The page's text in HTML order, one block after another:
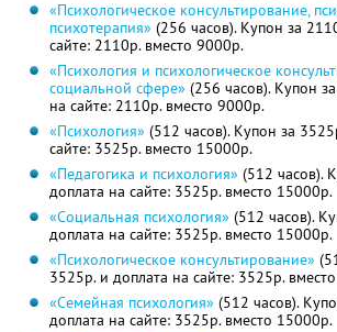
«Психологическое консультирование,
психотерапия» (256 часов). Купон за
сайте: 2110р. вместо 9000р.
«Психология и психологическое
социальной сфере» (256 часов). Купон
на сайте: 2110р. вместо 9000р.
«Психология» (512 часов). Купон за
сайте: 3525р. вместо 15000р.
«Педагогика и психология» (512 часов).
доплата на сайте: 3525р. вместо 15000р.
«Социальная психология» (512 часов).
доплата на сайте: 3525р. вместо 15000р.
«Психологическое консультирование»
3525р. и доплата на сайте: 3525р.
«Семейная психология» (512 часов).
доплата на сайте: 3525р. вместо 15000р.